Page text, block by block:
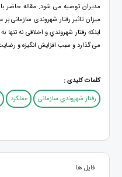
مدیران توصیه می شود. مقاله حاضر با
میزان تاثیر رفتار شهروندی سازمانی
اینکه رفتار شهروندي و اخلاقی نه تنها
می گذارد و سبب افزایش انگیزه و
کلمات کلیدی :
رفتار شهروندي سازمانی
عملکرد
فایل ها